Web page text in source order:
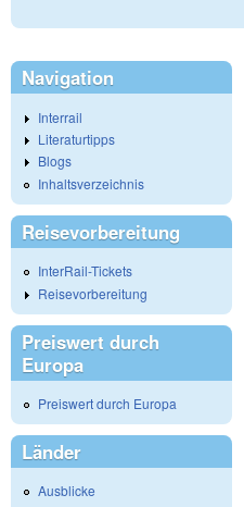
Navigation
Interrail
Literaturtipps
Blogs
Inhaltsverzeichnis
Reisevorbereitung
InterRail-Tickets
Reisevorbereitung
Preiswert durch
Europa
Preiswert durch Europa
Länder
Ausblicke